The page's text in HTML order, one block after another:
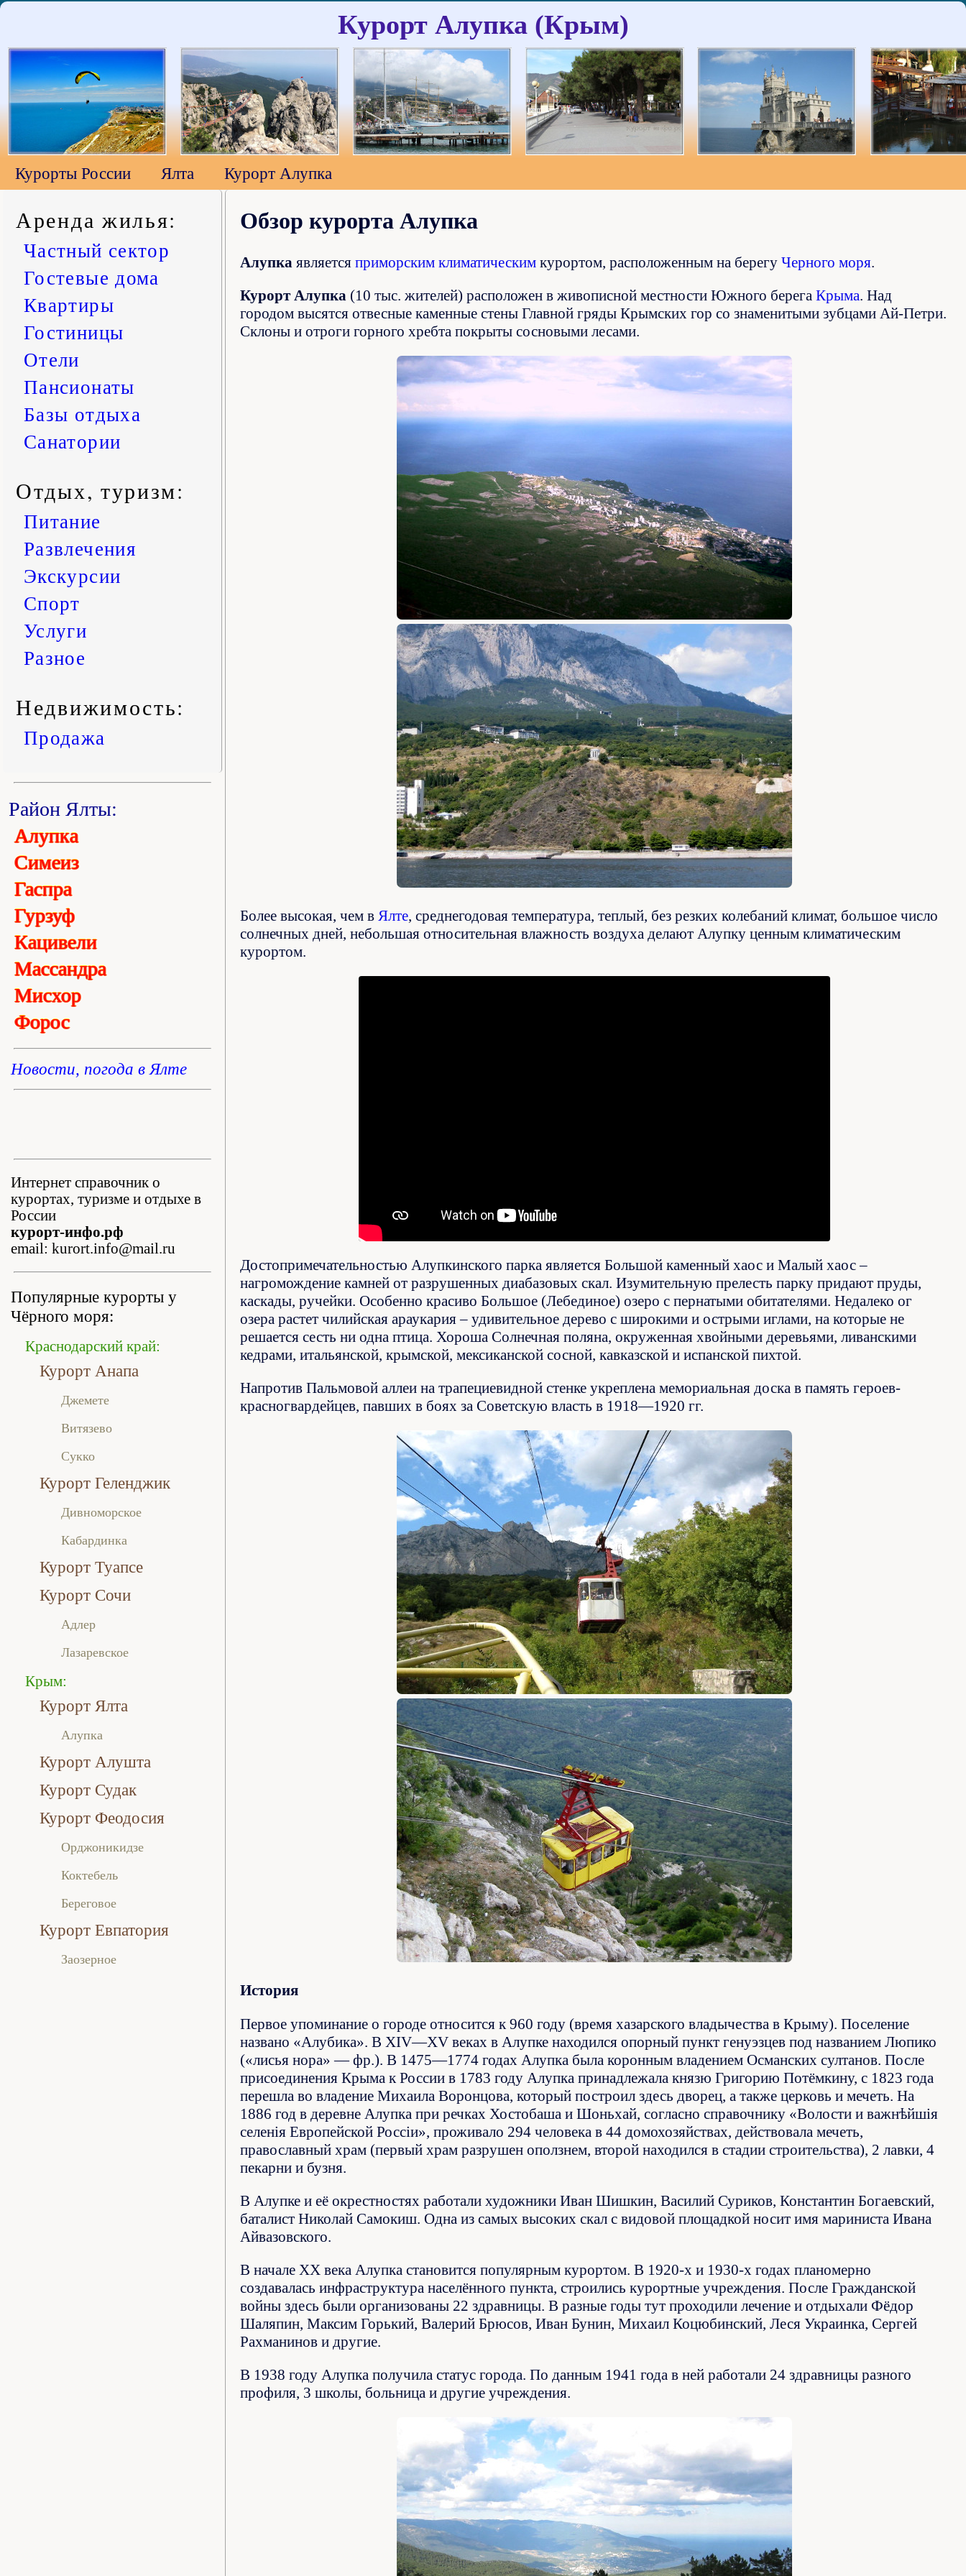
Курорт Алупка (Крым)
Курорты России Ялта Курорт Алупка
Аренда жилья:
Частный сектор
Гостевые дома
Квартиры
Гостиницы
Отели
Пансионаты
Базы отдыха
Санатории
Отдых, туризм:
Питание
Развлечения
Экскурсии
Спорт
Услуги
Разное
Недвижимость:
Продажа
Обзор курорта Алупка
Алупка является приморским климатическим курортом, расположенным на берегу Черного моря.
Курорт Алупка (10 тыс. жителей) расположен в живописной местности Южного берега Крыма. Над
городом высятся отвесные каменные стены Главной гряды Крымских гор со знаменитыми зубцами Ай-Петри.
Склоны и отроги горного хребта покрыты сосновыми лесами.
Более высокая, чем в Ялте, среднегодовая температура, теплый, без резких колебаний климат, большое число
солнечных дней, небольшая относительная влажность воздуха делают Алупку ценным климатическим
курортом.
Достопримечательностью Алупкинского парка является Большой каменный хаос и Малый хаос –
нагромождение камней от разрушенных диабазовых скал. Изумительную прелесть парку придают пруды,
каскады, ручейки. Особенно красиво Большое (Лебединое) озеро с пернатыми обитателями. Недалеко ог
озера растет чилийская араукария – удивительное дерево с широкими и острыми иглами, на которые не
решается сесть ни одна птица. Хороша Солнечная поляна, окруженная хвойными деревьями, ливанскими
кедрами, итальянской, крымской, мексиканской сосной, кавказской и испанской пихтой.
Напротив Пальмовой аллеи на трапециевидной стенке укреплена мемориальная доска в память героев-
красногвардейцев, павших в боях за Советскую власть в 1918—1920 гг.
История
Первое упоминание о городе относится к 960 году (время хазарского владычества в Крыму). Поселение
названо «Алубика». В XIV—XV веках в Алупке находился опорный пункт генуэзцев под названием Люпико
(«лисья нора» — фр.). В 1475—1774 годах Алупка была коронным владением Османских султанов. После
присоединения Крыма к России в 1783 году Алупка принадлежала князю Григорию Потёмкину, с 1823 года
перешла во владение Михаила Воронцова, который построил здесь дворец, а также церковь и мечеть. На
1886 год в деревне Алупка при речках Хостобаша и Шоньхай, согласно справочнику «Волости и важнѣйшія
селенія Европейской Россіи», проживало 294 человека в 44 домохозяйствах, действовала мечеть,
православный храм (первый храм разрушен оползнем, второй находился в стадии строительства), 2 лавки, 4
пекарни и бузня.
В Алупке и её окрестностях работали художники Иван Шишкин, Василий Суриков, Константин Богаевский,
баталист Николай Самокиш. Одна из самых высоких скал с видовой площадкой носит имя мариниста Ивана
Айвазовского.
В начале XX века Алупка становится популярным курортом. В 1920-х и 1930-х годах планомерно
создавалась инфраструктура населённого пункта, строились курортные учреждения. После Гражданской
войны здесь были организованы 22 здравницы. В разные годы тут проходили лечение и отдыхали Фёдор
Шаляпин, Максим Горький, Валерий Брюсов, Иван Бунин, Михаил Коцюбинский, Леся Украинка, Сергей
Рахманинов и другие.
В 1938 году Алупка получила статус города. По данным 1941 года в ней работали 24 здравницы разного
профиля, 3 школы, больница и другие учреждения.
Район Ялты:
Алупка
Симеиз
Гаспра
Гурзуф
Кацивели
Массандра
Мисхор
Форос
Новости, погода в Ялте
Интернет справочник о
курортах, туризме и отдыхе в
России
курорт-инфо.рф
email: kurort.info@mail.ru
Популярные курорты у
Чёрного моря:
Краснодарский край:
Курорт Анапа
Джемете
Витязево
Сукко
Курорт Геленджик
Дивноморское
Кабардинка
Курорт Туапсе
Курорт Сочи
Адлер
Лазаревское
Крым:
Курорт Ялта
Алупка
Курорт Алушта
Курорт Судак
Курорт Феодосия
Орджоникидзе
Коктебель
Береговое
Курорт Евпатория
Заозерное